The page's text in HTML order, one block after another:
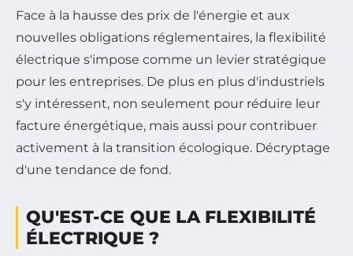
Face à la hausse des prix de l'énergie et aux
nouvelles obligations réglementaires, la flexibilité
électrique s'impose comme un levier stratégique
pour les entreprises. De plus en plus d'industriels
s'y intéressent, non seulement pour réduire leur
facture énergétique, mais aussi pour contribuer
activement à la transition écologique. Décryptage
d'une tendance de fond.
QU'EST-CE QUE LA FLEXIBILITÉ
ÉLECTRIQUE ?